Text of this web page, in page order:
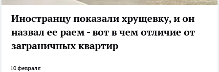
Иностранцу показали хрущевку, и он
назвал ее раем - вот в чем отличие от
заграничных квартир
10 февраля